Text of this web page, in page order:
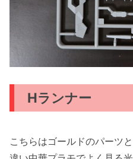
Hランナー
こちらはゴールドのパーツ